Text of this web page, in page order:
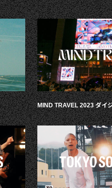
MIND TRAVEL 2023 ダイ